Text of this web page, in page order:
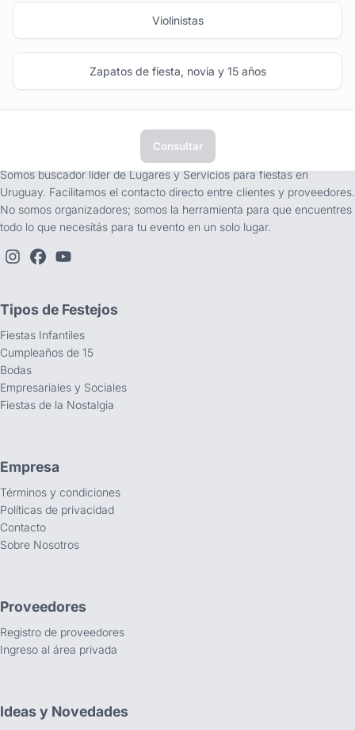
Violinistas
Zapatos de fiesta, novia y 15 años
Consultar
Somos buscador líder de Lugares y Servicios para fiestas en
Uruguay. Facilitamos el contacto directo entre clientes y proveedores.
No somos organizadores; somos la herramienta para que encuentres
todo lo que necesitás para tu evento en un solo lugar.
Tipos de Festejos
Fiestas Infantiles
Cumpleaños de 15
Bodas
Empresariales y Sociales
Fiestas de la Nostalgia
Empresa
Términos y condiciones
Políticas de privacidad
Contacto
Sobre Nosotros
Proveedores
Registro de proveedores
Ingreso al área privada
Ideas y Novedades